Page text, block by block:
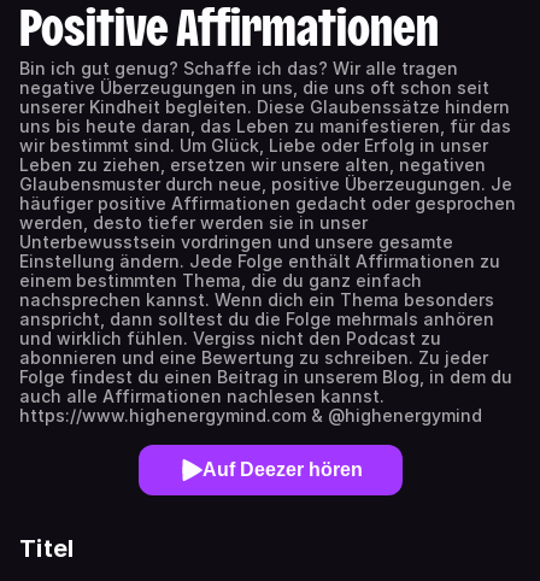
Positive Affirmationen
Bin ich gut genug? Schaffe ich das? Wir alle tragen
negative Überzeugungen in uns, die uns oft schon seit
unserer Kindheit begleiten. Diese Glaubenssätze hindern
uns bis heute daran, das Leben zu manifestieren, für das
wir bestimmt sind. Um Glück, Liebe oder Erfolg in unser
Leben zu ziehen, ersetzen wir unsere alten, negativen
Glaubensmuster durch neue, positive Überzeugungen. Je
häufiger positive Affirmationen gedacht oder gesprochen
werden, desto tiefer werden sie in unser
Unterbewusstsein vordringen und unsere gesamte
Einstellung ändern. Jede Folge enthält Affirmationen zu
einem bestimmten Thema, die du ganz einfach
nachsprechen kannst. Wenn dich ein Thema besonders
anspricht, dann solltest du die Folge mehrmals anhören
und wirklich fühlen. Vergiss nicht den Podcast zu
abonnieren und eine Bewertung zu schreiben. Zu jeder
Folge findest du einen Beitrag in unserem Blog, in dem du
auch alle Affirmationen nachlesen kannst.
https://www.highenergymind.com & @highenergymind
Auf Deezer hören
Titel